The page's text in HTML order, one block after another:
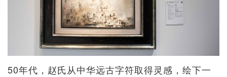
50年代，赵氏从中华远古字符取得灵感，绘下一